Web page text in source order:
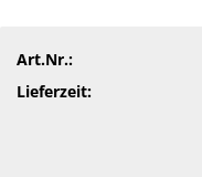
Art.Nr.:
Lieferzeit: